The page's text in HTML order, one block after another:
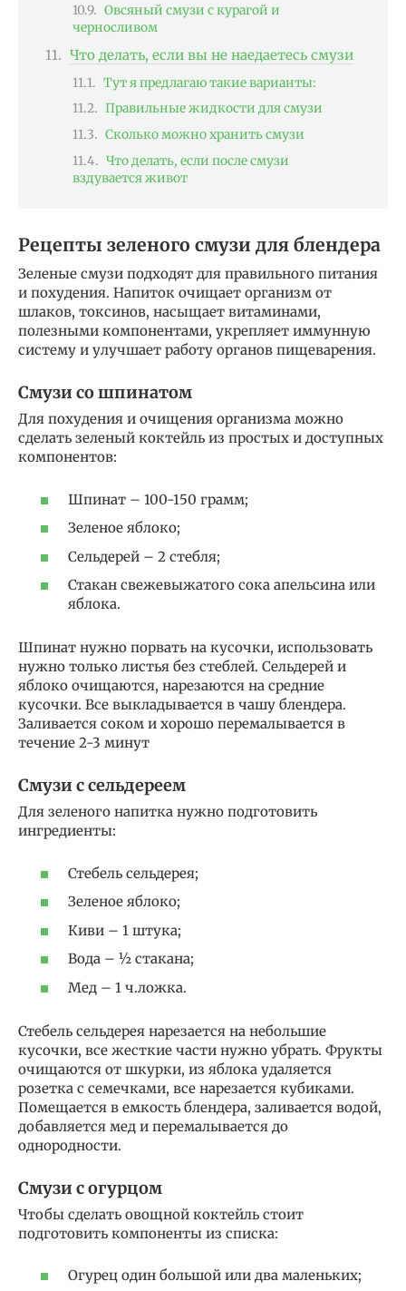
Овсяный смузи с курагой и
черносливом
Что делать, если вы не наедаетесь смузи
Тут я предлагаю такие варианты:
Правильные жидкости для смузи
Сколько можно хранить смузи
Что делать, если после смузи
вздувается живот
Рецепты зеленого смузи для блендера
Зеленые смузи подходят для правильного питания
и похудения. Напиток очищает организм от
шлаков, токсинов, насыщает витаминами,
полезными компонентами, укрепляет иммунную
систему и улучшает работу органов пищеварения.
Смузи со шпинатом
Для похудения и очищения организма можно
сделать зеленый коктейль из простых и доступных
компонентов:
Шпинат – 100-150 грамм;
Зеленое яблоко;
Сельдерей – 2 стебля;
Стакан свежевыжатого сока апельсина или
яблока.
Шпинат нужно порвать на кусочки, использовать
нужно только листья без стеблей. Сельдерей и
яблоко очищаются, нарезаются на средние
кусочки. Все выкладывается в чашу блендера.
Заливается соком и хорошо перемалывается в
течение 2-3 минут
Смузи с сельдереем
Для зеленого напитка нужно подготовить
ингредиенты:
Стебель сельдерея;
Зеленое яблоко;
Киви – 1 штука;
Вода – ½ стакана;
Мед – 1 ч.ложка.
Стебель сельдерея нарезается на небольшие
кусочки, все жесткие части нужно убрать. Фрукты
очищаются от шкурки, из яблока удаляется
розетка с семечками, все нарезается кубиками.
Помещается в емкость блендера, заливается водой,
добавляется мед и перемалывается до
однородности.
Смузи с огурцом
Чтобы сделать овощной коктейль стоит
подготовить компоненты из списка:
Огурец один большой или два маленьких;